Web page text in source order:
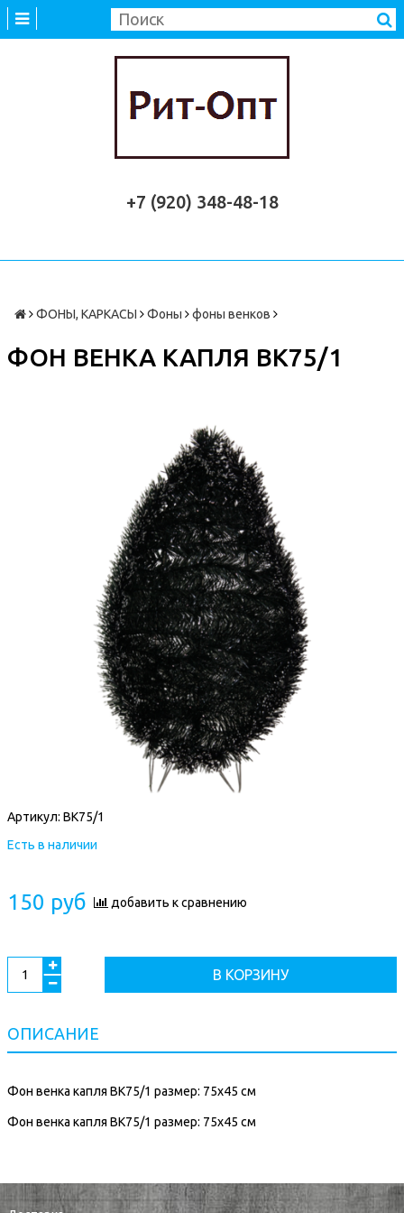
+7 (920) 348-48-18
ФОНЫ, КАРКАСЫ Фоны фоны венков
ФОН ВЕНКА КАПЛЯ ВК75/1
Артикул: ВК75/1
Есть в наличии
150 руб добавить к сравнению
В КОРЗИНУ
ОПИСАНИЕ
Фон венка капля ВК75/1 размер: 75х45 см
Фон венка капля ВК75/1 размер: 75х45 см